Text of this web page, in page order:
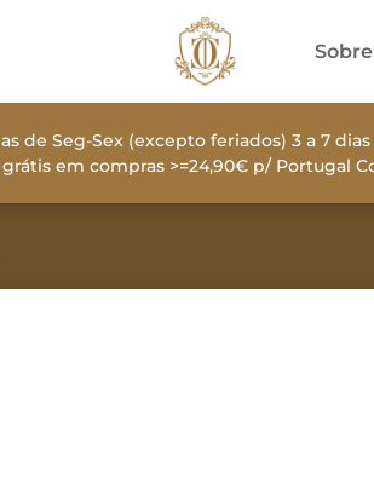
de Seg-Sex (excepto feriados) 3 a 7
em compras >=24,90€ p/ Portugal